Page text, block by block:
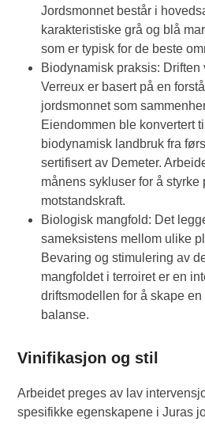
Jordsmonnet består i
karakteristiske grå og blå
som er typisk for de beste
Biodynamisk praksis: Driften
Verreux er basert på en
jordsmonnet som
Eiendommen ble konvertert
biodynamisk landbruk fra
sertifisert av Demeter.
månens sykluser for å styrke
motstandskraft.
Biologisk mangfold: Det
sameksistens mellom ulike
Bevaring og stimulering av
mangfoldet i terroiret er en
driftsmodellen for å skape
balanse.
Vinifikasjon og stil
Arbeidet preges av lav
spesifikke egenskapene i Juras